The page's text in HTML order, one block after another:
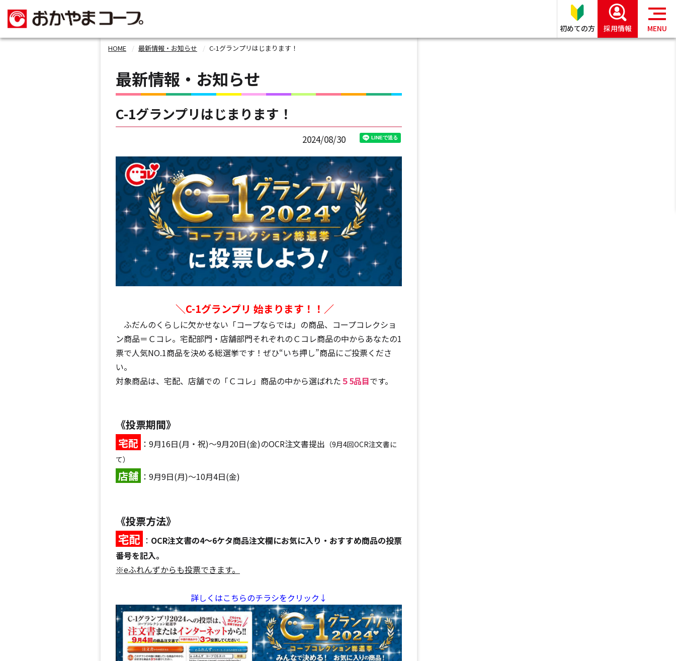
初めての方 採用情報 MENU
HOME 最新情報・お知らせ C-1グランプリはじまります！
最新情報・お知らせ
C-1グランプリはじまります！
2024/08/30
＼C-1グランプリ 始まります！！／
ふだんのくらしに欠かせない「コープならでは」の商品、コープコレクショ
ン商品＝Ｃコレ。宅配部門・店舗部門それぞれのＣコレ商品の中からあなたの1
票で人気NO.1商品を決める総選挙です！ ぜひ“いち押し”商品にご投票くださ
い。
対象商品は、宅配、店舗での「Ｃコレ」商品の中から選ばれた５5品目です。
《投票期間》
宅配 ：9月16日(月・祝)～9月20日(金)のOCR注文書提出 （9月4回OCR注文書に
て）
店舗 ：9月9日(月)～10月4日(金)
《投票方法》
宅配 ： OCR注文書の4～6ケタ商品注文欄にお気に入り・おすすめ商品の投票
番号を記入。
※eふれんずからも投票できます。
詳しくはこちらのチラシをクリック↓